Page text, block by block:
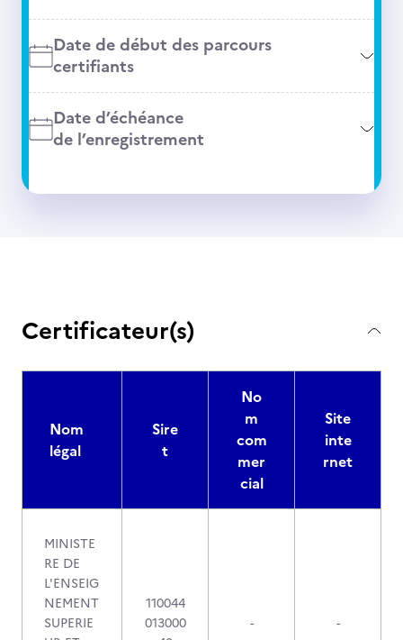
Date de début des parcours
certifiants
Date d’échéance
de l’enregistrement
Certificateur(s)
Nom
légal
Sire
t
No
m
com
mer
cial
Site
inte
rnet
MINISTE
RE DE
L'ENSEIG
NEMENT
SUPERIE
110044
013000
- -